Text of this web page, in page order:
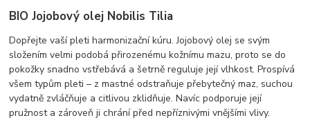
BIO Jojobový olej Nobilis Tilia
Dopřejte vaší pleti harmonizační kúru. Jojobový olej se svým
složením velmi podobá přirozenému kožnímu mazu, proto se do
pokožky snadno vstřebává a šetrně reguluje její vlhkost. Prospívá
všem typům pleti – z mastné odstraňuje přebytečný maz, suchou
vydatně zvláčňuje a citlivou zklidňuje. Navíc podporuje její
pružnost a zároveň ji chrání před nepříznivými vnějšími vlivy.